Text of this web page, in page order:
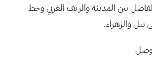
بين المدينة والريف الغربي وخط
نبل والزهراء.